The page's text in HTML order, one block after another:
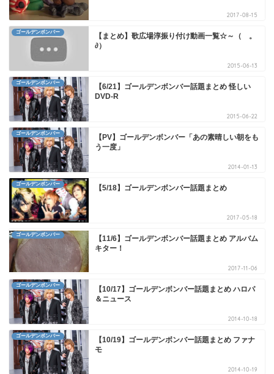
2017-08-15
ゴールデンボンバー
【まとめ】歌広場淳振り付け動画一覧☆～（ゝ。
∂）
2015-06-13
ゴールデンボンバー
【6/21】ゴールデンボンバー話題まとめ 怪しい
DVD-R
2015-06-22
ゴールデンボンバー
【PV】ゴールデンボンバー「あの素晴しい朝をも
う一度」
2014-01-13
ゴールデンボンバー 【5/18】ゴールデンボンバー話題まとめ
2017-05-18
ゴールデンボンバー
【11/6】ゴールデンボンバー話題まとめ アルバム
キター！
2017-11-06
ゴールデンボンバー
【10/17】ゴールデンボンバー話題まとめ ハロパ
＆ニュース
2014-10-18
ゴールデンボンバー
【10/19】ゴールデンボンバー話題まとめ ファナ
モ
2014-10-19